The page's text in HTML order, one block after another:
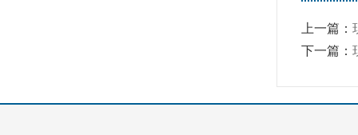
上一篇：
下一篇：